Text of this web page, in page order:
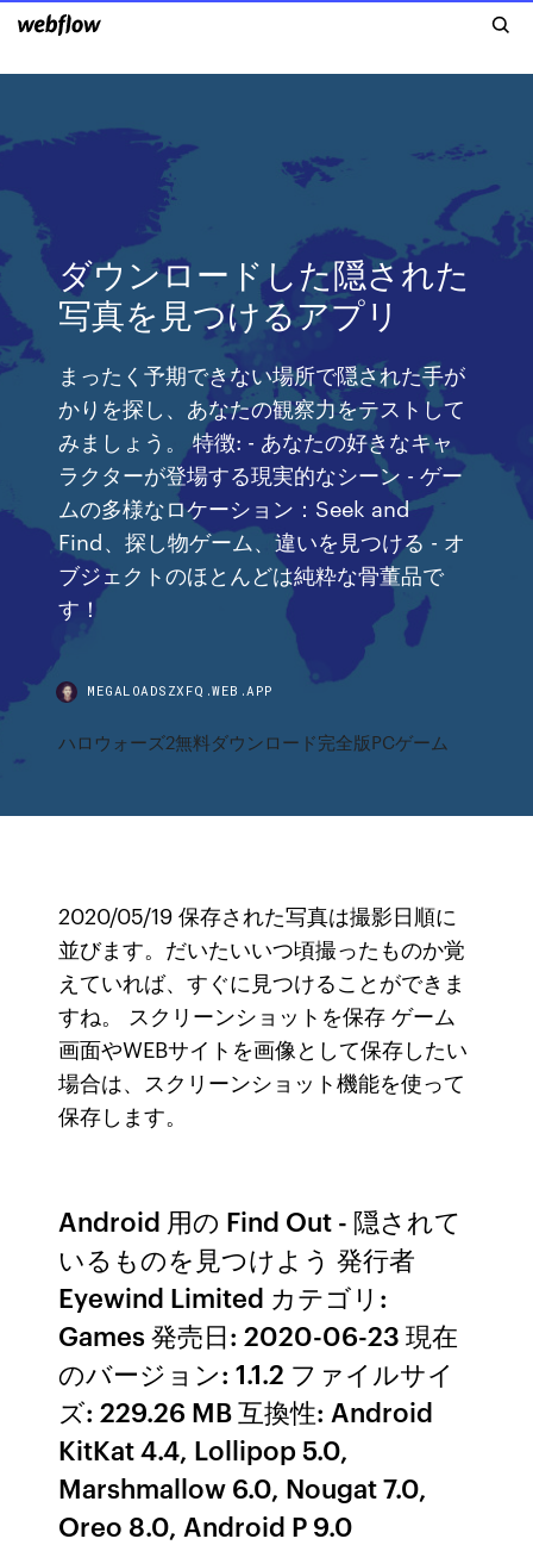
ダウンロードした隠された
写真を見つけるアプリ
まったく予期できない場所で隠された手が
かりを探し、あなたの観察力をテストして
みましょう。 特徴: - あなたの好きなキャ
ラクターが登場する現実的なシーン - ゲー
ムの多様なロケーション：Seek and
Find、探し物ゲーム、違いを見つける - オ
ブジェクトのほとんどは純粋な骨董品で
す！
MEGALOADSZXFQ.WEB.APP
ハロウォーズ2無料ダウンロード完全版PCゲーム
2020/05/19 保存された写真は撮影日順に
並びます。だいたいいつ頃撮ったものか覚
えていれば、すぐに見つけることができま
すね。 スクリーンショットを保存 ゲーム
画面やWEBサイトを画像として保存したい
場合は、スクリーンショット機能を使って
保存します。
Android 用の Find Out - 隠されて
いるものを見つけよう 発行者
Eyewind Limited カテゴリ:
Games 発売日: 2020-06-23 現在
のバージョン: 1.1.2 ファイルサイ
ズ: 229.26 MB 互換性: Android
KitKat 4.4, Lollipop 5.0,
Marshmallow 6.0, Nougat 7.0,
Oreo 8.0, Android P 9.0